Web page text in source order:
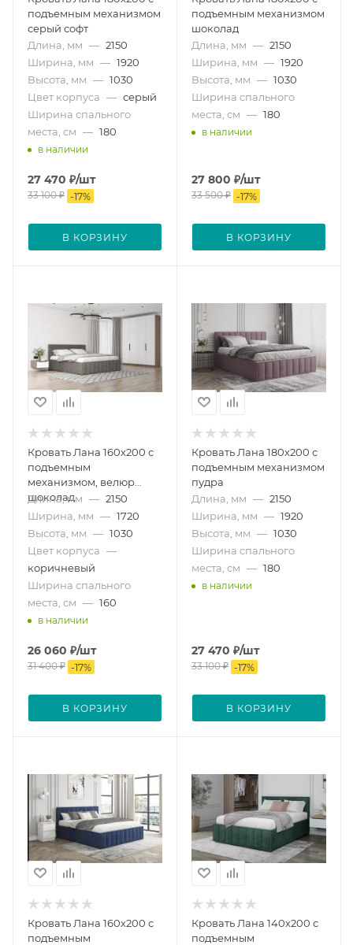
подъемным механизмом
серый софт
Длина, мм — 2150
Ширина, мм — 1920
Высота, мм — 1030
Цвет корпуса — серый
Ширина спального
места, см — 180
в наличии
27 470 ₽/шт
33 100₽ -17%
В КОРЗИНУ
подъемным механизмом
шоколад
Длина, мм — 2150
Ширина, мм — 1920
Высота, мм — 1030
Ширина спального
места, см — 180
в наличии
27 800 ₽/шт
33 500₽ -17%
В КОРЗИНУ
Кровать Лана 160х200 с
подъемным
механизмом, велюр
шоколад
Длина, мм — 2150
Ширина, мм — 1720
Высота, мм — 1030
Цвет корпуса —
коричневый
Ширина спального
места, см — 160
в наличии
26 060 ₽/шт
31 400₽ -17%
В КОРЗИНУ
Кровать Лана 180х200 с
подъемным механизмом
пудра
Длина, мм — 2150
Ширина, мм — 1920
Высота, мм — 1030
Ширина спального
места, см — 180
в наличии
27 470 ₽/шт
33 100₽ -17%
В КОРЗИНУ
Кровать Лана 160х200 с
подъемным
Кровать Лана 140х200 с
подъемным